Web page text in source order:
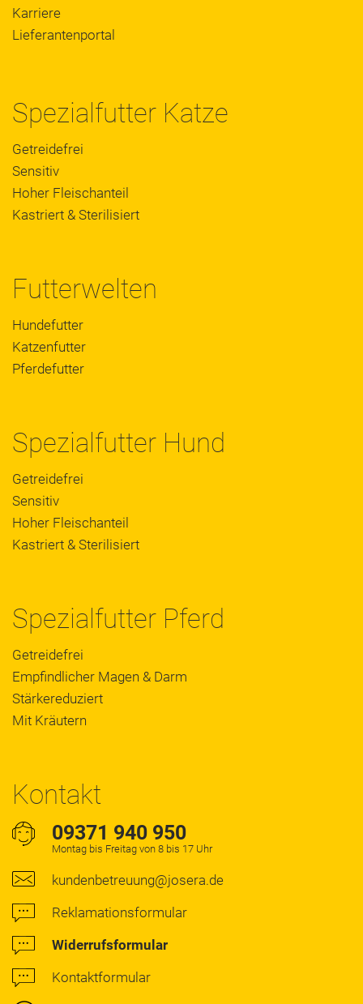
Karriere
Lieferantenportal
Spezialfutter Katze
Getreidefrei
Sensitiv
Hoher Fleischanteil
Kastriert & Sterilisiert
Futterwelten
Hundefutter
Katzenfutter
Pferdefutter
Spezialfutter Hund
Getreidefrei
Sensitiv
Hoher Fleischanteil
Kastriert & Sterilisiert
Spezialfutter Pferd
Getreidefrei
Empfindlicher Magen & Darm
Stärkereduziert
Mit Kräutern
Kontakt
09371 940 950
Montag bis Freitag von 8 bis 17 Uhr
kundenbetreuung@josera.de
Reklamationsformular
Widerrufsformular
Kontaktformular